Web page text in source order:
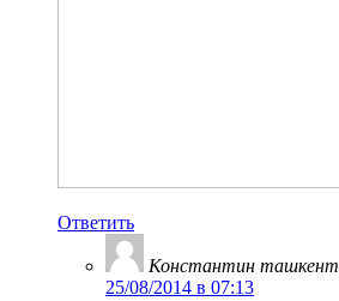
Ответить
Константин
25/08/2014 в 07:13